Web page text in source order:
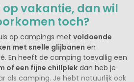
op vakantie, dan wil
toch?
op campings met voldoende
met snelle glijbanen en
En heeft de camping toevallig een
of een fijne chillplekdan heb je
als camping. Je hebt natuurlijk ook